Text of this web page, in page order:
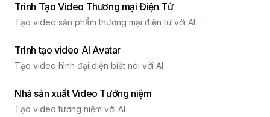
Trình Tạo Video Thương mại Điện Tử
Tạo video sản phẩm thương mại điện tử với AI
Trình tạo video AI Avatar
Tạo video hình đại diện biết nói với AI
Nhà sản xuất Video Tưởng niệm
Tạo video tưởng niệm với AI